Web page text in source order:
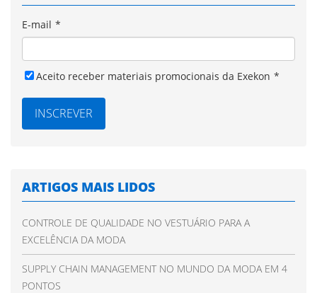
E-mail *
Aceito receber materiais promocionais da Exekon *
ARTIGOS MAIS LIDOS
CONTROLE DE QUALIDADE NO VESTUÁRIO PARA A
EXCELÊNCIA DA MODA
SUPPLY CHAIN MANAGEMENT NO MUNDO DA MODA EM 4
PONTOS